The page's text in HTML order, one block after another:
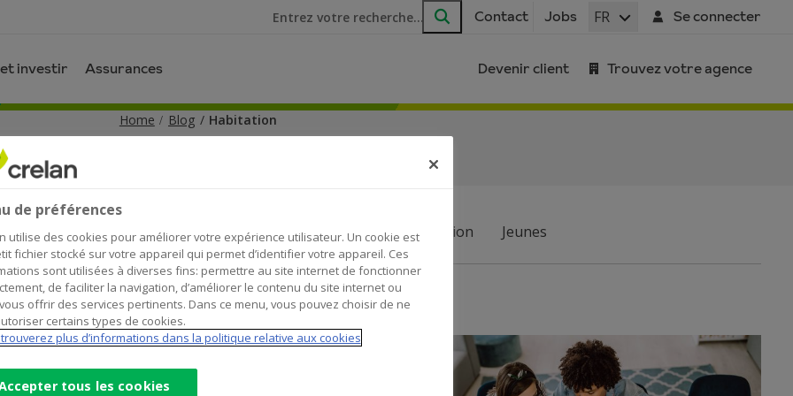
Je cherche
Rechercher
Contact Jobs FR Se connecter
investir Assurances Devenir client Trouvez votre agence
Home Blog Habitation
investissements Développement durable Auto Habitation Jeunes
de préférences
utilise des cookies pour améliorer votre expérience utilisateur. Un cookie est
fichier stocké sur votre appareil qui permet d’identifier votre appareil. Ces
sont utilisées à diverses fins: permettre au site internet de fonctionner
de faciliter la navigation, d’améliorer le contenu du site internet ou
offrir des services pertinents. Dans ce menu, vous pouvez choisir de ne
certains types de cookies.
plus d’informations dans la politique relative aux cookies
tous les cookies